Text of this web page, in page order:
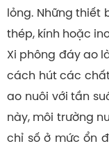
lỏng. Những thiết
thép, kính hoặc
Xi phông đáy ao
cách hút các
ao nuôi với tần
này, môi trường
chỉ số ở mức ổn